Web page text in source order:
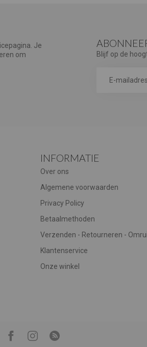
Je
om
Blijf op de
INFORMATIE
Over ons
Algemene voorwaarden
Privacy Policy
Betaalmethoden
Verzenden - Retourneren -
Klantenservice
Onze winkel